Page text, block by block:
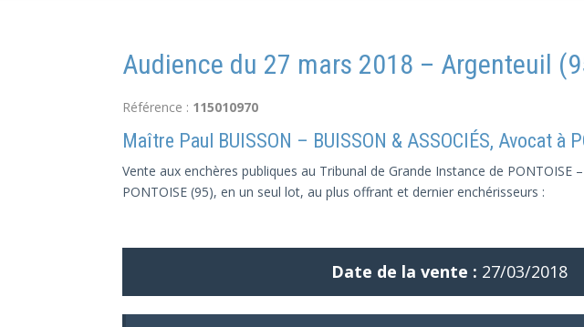
Audience du 27 mars 2018 – Argenteuil
Référence : 115010970
Maître Paul BUISSON – BUISSON & ASSOCIÉS, Avocat à
Vente aux enchères publiques au Tribunal de Grande Instance de
PONTOISE (95), en un seul lot, au plus offrant et dernier enchérisseurs :
Date de la vente : 27/03/2018